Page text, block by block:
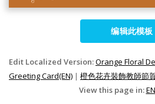
编辑此模板
Edit Localized Version:Orange Floral
Greeting Card(EN) | 橙色花卉裝飾教師節
View this page in:EN